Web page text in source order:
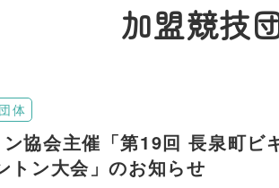
加盟競技
体
協会主催「第19回 長泉町ビ
トン大会」のお知らせ